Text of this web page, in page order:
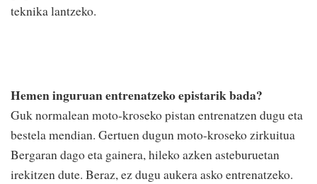
teknika lantzeko.
Hemen inguruan entrenatzeko epistarik bada?
Guk normalean moto-kroseko pistan entrenatzen dugu eta
bestela mendian. Gertuen dugun moto-kroseko zirkuitua
Bergaran dago eta gainera, hileko azken asteburuetan
irekitzen dute. Beraz, ez dugu aukera asko entrenatzeko.